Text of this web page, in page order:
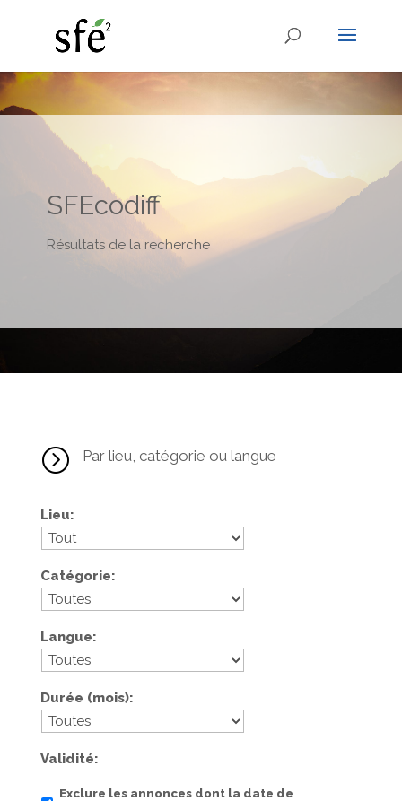
SFEcodiff
Résultats de la recherche
= Par lieu, catégorie ou langue
Lieu
Catégorie
Langue
Durée (mois)
Validité
Exclure les annonces dont la date de